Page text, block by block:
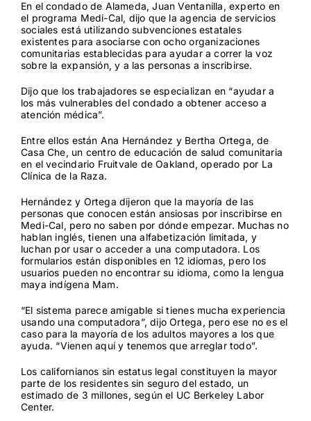
En el condado de Alameda, Juan Ventanilla, experto en
el programa Medi-Cal, dijo que la agencia de servicios
sociales está utilizando subvenciones estatales
existentes para asociarse con ocho organizaciones
comunitarias establecidas para ayudar a correr la voz
sobre la expansión, y a las personas a inscribirse.
Dijo que los trabajadores se especializan en “ayudar a
los más vulnerables del condado a obtener acceso a
atención médica”.
Entre ellos están Ana Hernández y Bertha Ortega, de
Casa Che, un centro de educación de salud comunitaria
en el vecindario Fruitvale de Oakland, operado por La
Clínica de la Raza.
Hernández y Ortega dijeron que la mayoría de las
personas que conocen están ansiosas por inscribirse en
Medi-Cal, pero no saben por dónde empezar. Muchas no
hablan inglés, tienen una alfabetización limitada, y
luchan por usar o acceder a una computadora. Los
formularios están disponibles en 12 idiomas, pero los
usuarios pueden no encontrar su idioma, como la lengua
maya indígena Mam.
“El sistema parece amigable si tienes mucha experiencia
usando una computadora”, dijo Ortega, pero ese no es el
caso para la mayoría de los adultos mayores a los que
ayuda. “Vienen aquí y tenemos que arreglar todo”.
Los californianos sin estatus legal constituyen la mayor
parte de los residentes sin seguro del estado, un
estimado de 3 millones, según el UC Berkeley Labor
Center.